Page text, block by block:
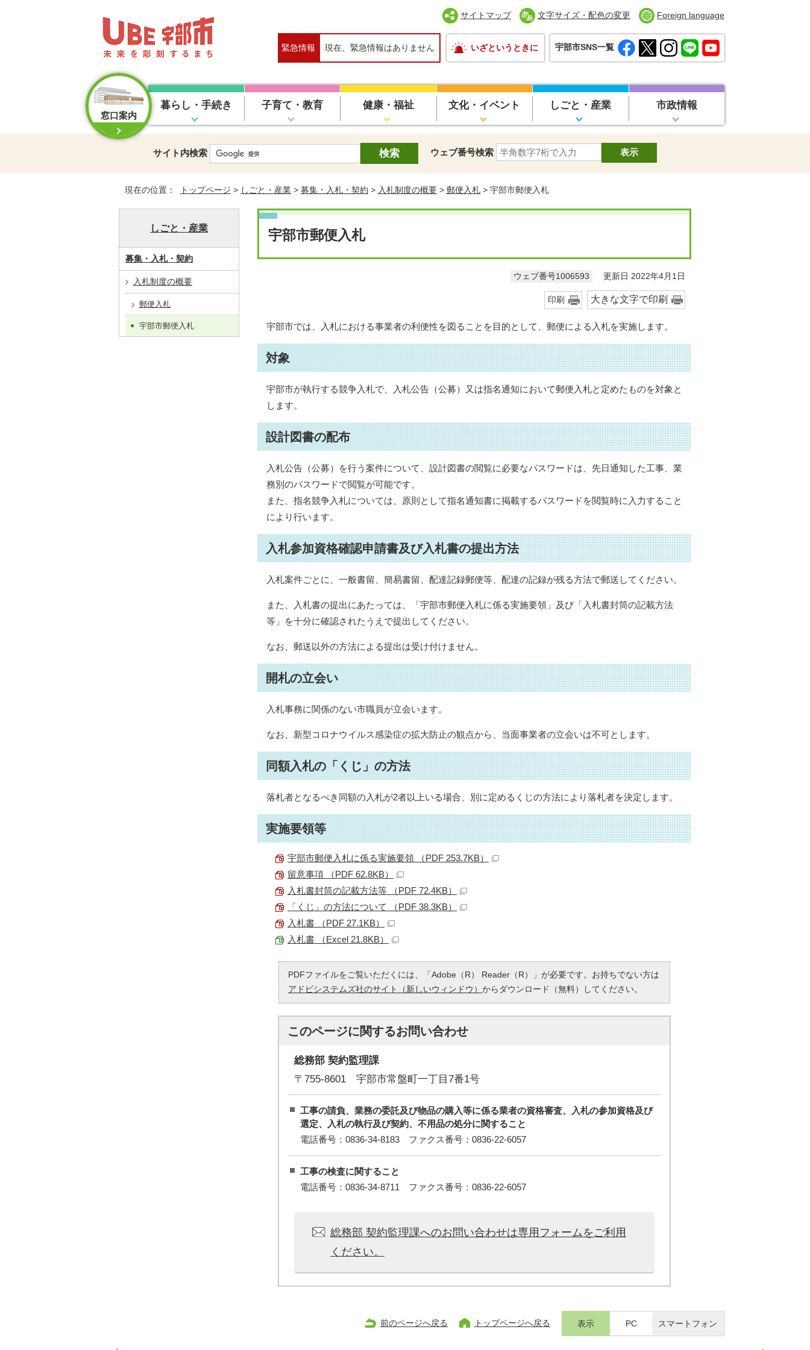
サイトマップ 文字サイズ・配色の変更 Foreign language
緊急情報 現在、緊急情報はありません いざというときに 宇部市SNS一覧
窓口案内
暮らし・手続き 子育て・教育 健康・福祉 文化・イベント しごと・産業 市政情報
サイト内検索 ウェブ番号検索
現在の位置： トップページ > しごと・産業 > 募集・入札・契約 > 入札制度の概要 > 郵便入札 > 宇部市郵便入札
宇部市郵便入札
ウェブ番号1006593 更新日 2022年4月1日
印刷 大きな文字で印刷
宇部市では、入札における事業者の利便性を図ることを目的として、郵便による入札を実施します。
対象
宇部市が執行する競争入札で、入札公告（公募）又は指名通知において郵便入札と定めたものを対象と
します。
設計図書の配布
入札公告（公募）を行う案件について、設計図書の閲覧に必要なパスワードは、先日通知した工事、業
務別のパスワードで閲覧が可能です。
また、指名競争入札については、原則として指名通知書に掲載するパスワードを閲覧時に入力すること
により行います。
入札参加資格確認申請書及び入札書の提出方法
入札案件ごとに、一般書留、簡易書留、配達記録郵便等、配達の記録が残る方法で郵送してください。
また、入札書の提出にあたっては、「宇部市郵便入札に係る実施要領」及び「入札書封筒の記載方法
等」を十分に確認されたうえで提出してください。
なお、郵送以外の方法による提出は受け付けません。
開札の立会い
入札事務に関係のない市職員が立会います。
なお、新型コロナウイルス感染症の拡大防止の観点から、当面事業者の立会いは不可とします。
同額入札の「くじ」の方法
落札者となるべき同額の入札が2者以上いる場合、別に定めるくじの方法により落札者を決定します。
実施要領等
宇部市郵便入札に係る実施要領 （PDF 253.7KB）
留意事項 （PDF 62.8KB）
入札書封筒の記載方法等 （PDF 72.4KB）
「くじ」の方法について （PDF 38.3KB）
入札書 （PDF 27.1KB）
入札書 （Excel 21.8KB）
PDFファイルをご覧いただくには、「Adobe（R） Reader（R）」が必要です。お持ちでない方は
アドビシステムズ社のサイト（新しいウィンドウ） からダウンロード（無料）してください。
このページに関するお問い合わせ
総務部 契約監理課
〒755-8601 宇部市常盤町一丁目7番1号
工事の請負、業務の委託及び物品の購入等に係る業者の資格審査、入札の参加資格及び
選定、入札の執行及び契約、不用品の処分に関すること
電話番号：0836-34-8183 ファクス番号：0836-22-6057
工事の検査に関すること
電話番号：0836-34-8711 ファクス番号：0836-22-6057
総務部 契約監理課へのお問い合わせは専用フォームをご利用
ください。
しごと・産業
募集・入札・契約
入札制度の概要
郵便入札
宇部市郵便入札
前のページへ戻る トップページへ戻る 表示 PC スマートフォン